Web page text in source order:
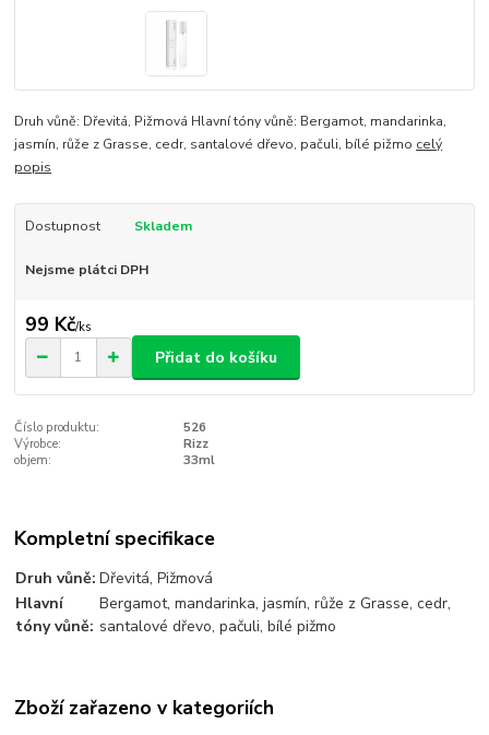
Druh vůně: Dřevitá, Pižmová Hlavní tóny vůně: Bergamot, mandarinka,
jasmín, růže z Grasse, cedr, santalové dřevo, pačuli, bílé pižmo celý
popis
Dostupnost Skladem
Nejsme plátci DPH
99 Kč/ks
Přidat do košíku
Číslo produktu:
526
Výrobce:
Rizz
objem:
33ml
Kompletní specifikace
Druh vůně: Dřevitá, Pižmová
Hlavní
tóny vůně:
Bergamot, mandarinka, jasmín, růže z Grasse, cedr,
santalové dřevo, pačuli, bílé pižmo
Zboží zařazeno v kategoriích